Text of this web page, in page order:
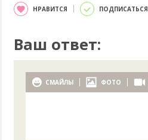
НРАВИТСЯ ПОДПИСАТЬСЯ
Ваш ответ:
СМАЙЛЫ ФОТО